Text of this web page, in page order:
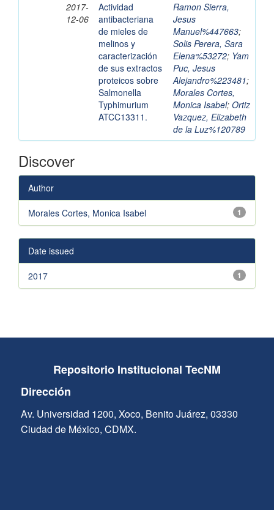
2017-
12-06
Actividad
antibacteriana
de mieles de
melinos y
caracterización
de sus extractos
proteicos sobre
Salmonella
Typhimurium
ATCC13311.
Ramon Sierra,
Jesus
Manuel%447663;
Solis Perera, Sara
Elena%53272; Yam
Puc, Jesus
Alejandro%223481;
Morales Cortes,
Monica Isabel; Ortiz
Vazquez, Elizabeth
de la Luz%120789
Discover
Author
1
Morales Cortes, Monica Isabel
Date issued
1
2017
Repositorio Institucional TecNM
Dirección
Av. Universidad 1200, Xoco, Benito Juárez, 03330
Ciudad de México, CDMX.